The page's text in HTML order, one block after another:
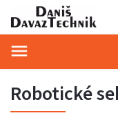
Robotické